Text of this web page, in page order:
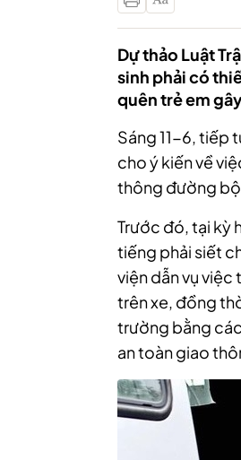
Dự thảo Luật
sinh phải có
quên trẻ em
Sáng 11-6, tiếp
cho ý kiến về
thông đường
Trước đó, tại kỳ
tiếng phải siết
viện dẫn vụ việc
trên xe, đồng
trường bằng
an toàn giao